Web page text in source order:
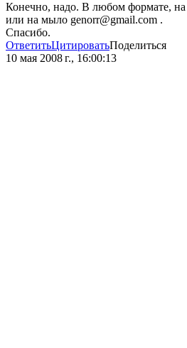
Конечно, надо. В любом формате,
или на мыло genorr@gmail.com .
Спасибо.
ОтветитьЦитироватьПоделиться
10 мая 2008 г., 16:00:13